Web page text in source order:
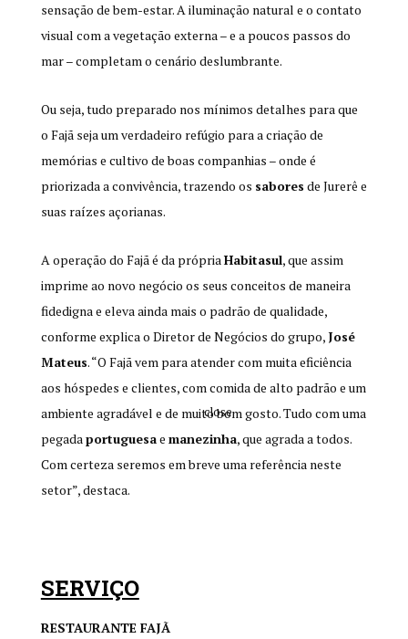
sensação de bem-estar. A iluminação natural e o contato
visual com a vegetação externa – e a poucos passos do
mar – completam o cenário deslumbrante.
Ou seja, tudo preparado nos mínimos detalhes para que
o Fajã seja um verdadeiro refúgio para a criação de
memórias e cultivo de boas companhias – onde é
priorizada a convivência, trazendo os sabores de Jurerê e
suas raízes açorianas.
A operação do Fajã é da própriaHabitasul, que assim
imprime ao novo negócio os seus conceitos de maneira
fidedigna e eleva ainda mais o padrão de qualidade,
conforme explica o Diretor de Negócios do grupo, José
Mateus. “O Fajã vem para atender com muita eficiência
aos hóspedes e clientes, com comida de alto padrão e um
ambiente agradável e de muito bom gosto. Tudo com uma
pegadaportuguesae manezinha, que agrada a todos.
Com certeza seremos em breve uma referência neste
setor”, destaca.
SERVIÇO
RESTAURANTE FAJÃ
close